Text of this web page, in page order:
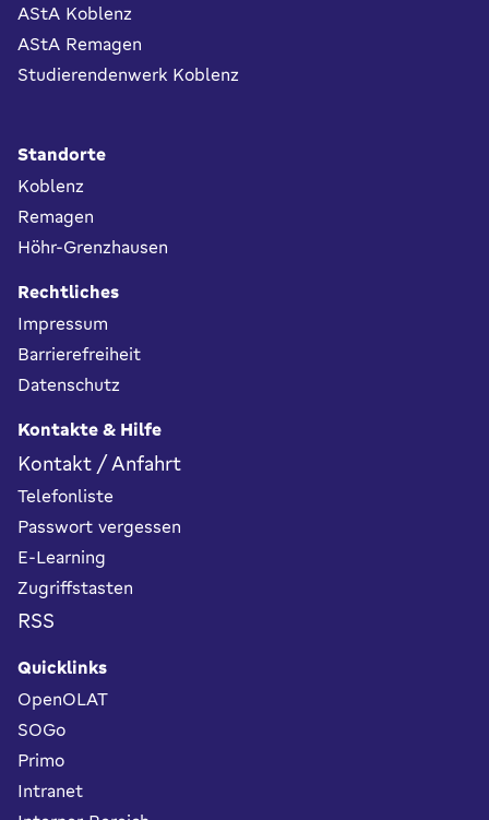
AStA Koblenz
AStA Remagen
Studierendenwerk Koblenz
Standorte
Koblenz
Remagen
Höhr-Grenzhausen
Rechtliches
Impressum
Barrierefreiheit
Datenschutz
Kontakte & Hilfe
Kontakt / Anfahrt
Telefonliste
Passwort vergessen
E-Learning
Zugriffstasten
RSS
Quicklinks
OpenOLAT
SOGo
Primo
Intranet